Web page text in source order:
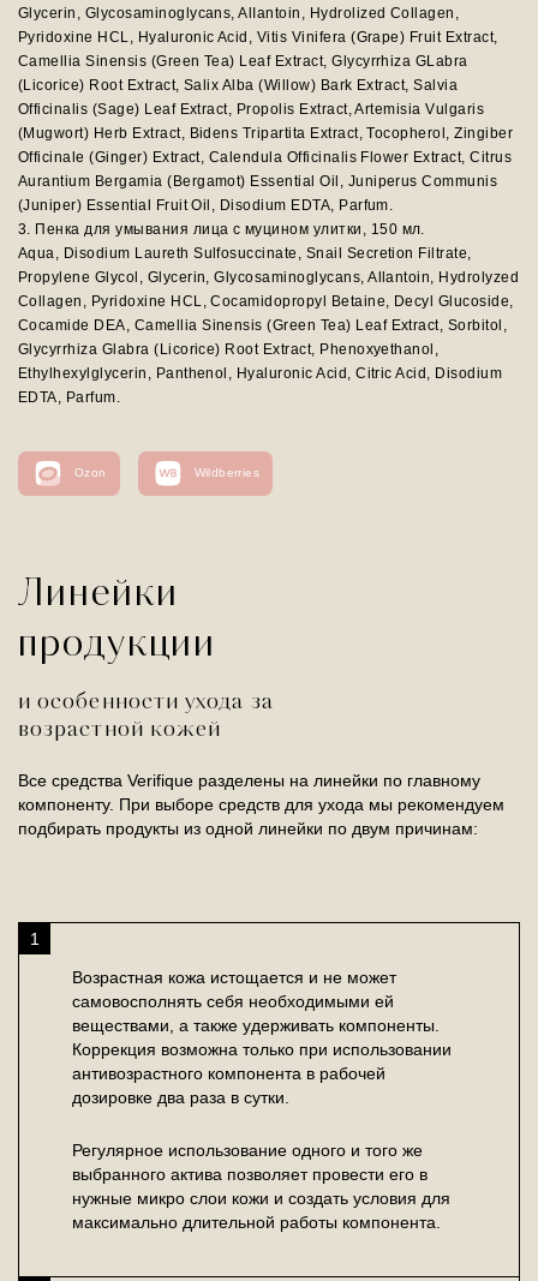
Glycerin, Glycosaminoglycans, AlIantoin, Hydrolized Collagen,
Pyridoxine HCL, Hyaluronic Acid, Vitis Vinifera (Grape) Fruit Extract,
Camellia Sinensis (Green Теа) Leaf Extract, Glycyrrhiza GLabra
(Licorice) Root Extract, Salix Alba (Willow) Bark Extract, Salvia
Officinalis (Sage) Leaf Extract, Propolis Extract, Artemisia Vulgaris
(Mugwort) Herb Extract, Bidens Tripartita Extract, Tocopherol, Zingiber
Officinale (Ginger) Extract, Calendula Officinalis Flower Extract, Citrus
Aurantium Bergamia (Bergamot) Essential Oil, Juniperus Communis
(Juniper) Essential Fruit Oil, Disodium EDTA, Parfum.
3. Пенка для умывания лица с муцином улитки, 150 мл.
Aqua, Disodium Laureth Sulfosuccinate, Snail Secretion Filtrate,
Propylene Glycol, Glycerin, Glycosaminoglycans, Allantoin, Hydrolyzed
Collagen, Pyridoxine HCL, Cocamidopropyl Betaine, Decyl Glucoside,
Cocamide DEA, Camellia Sinensis (Green Теа) Leaf Extract, Sorbitol,
Glycyrrhiza Glabra (Licorice) Root Extract, Phenoxyethanol,
Ethylhexylglycerin, Panthenol, Hyaluronic Acid, Citric Acid, Disodium
EDTA, Parfum.
Ozon Wildberries
Линейки
продукции
и особенности ухода за
возрастной кожей
Все средства Verifique разделены на линейки по главному
компоненту. При выборе средств для ухода мы рекомендуем
подбирать продукты из одной линейки по двум причинам:
1
Возрастная кожа истощается и не может
самовосполнять себя необходимыми ей
веществами, а также удерживать компоненты.
Коррекция возможна только при использовании
антивозрастного компонента в рабочей
дозировке два раза в сутки.
Регулярное использование одного и того же
выбранного актива позволяет провести его в
нужные микро слои кожи и создать условия для
максимально длительной работы компонента.